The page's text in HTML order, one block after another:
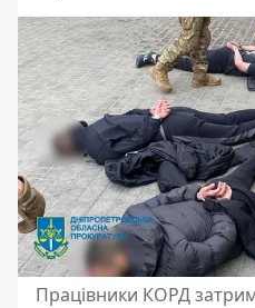
Працівники КОРД